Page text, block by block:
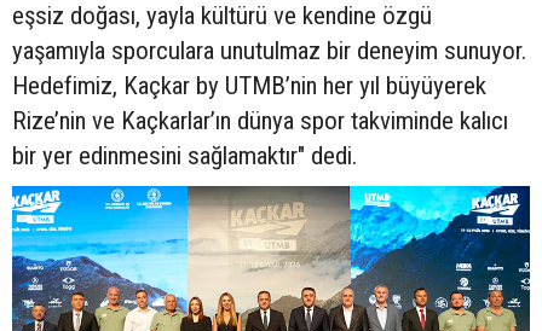
eşsiz doğası, yayla kültürü ve kendine özgü
yaşamıyla sporculara unutulmaz bir deneyim sunuyor.
Hedefimiz, Kaçkar by UTMB’nin her yıl büyüyerek
Rize’nin ve Kaçkarlar’ın dünya spor takviminde kalıcı
bir yer edinmesini sağlamaktır" dedi.